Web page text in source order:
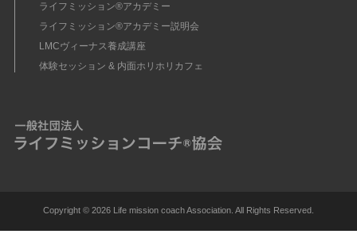
ライフミッション®︎アカデミー
ライフミッション®︎アカデミー説明会
LMCヴィーナス養成講座
体験セッション & 内面ホリホリカフェ
Copyright © 2026 Life mission coach Association. All Rights Reserved.